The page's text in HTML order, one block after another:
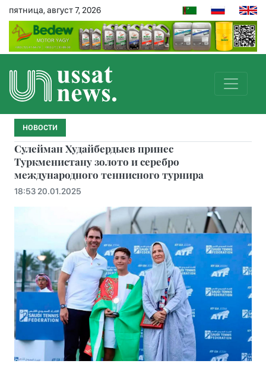
пятница, август 7, 2026
НОВОСТИ
Сулейман Худайбердыев принес
Туркменистану золото и серебро
международного теннисного турнира
18:53 20.01.2025